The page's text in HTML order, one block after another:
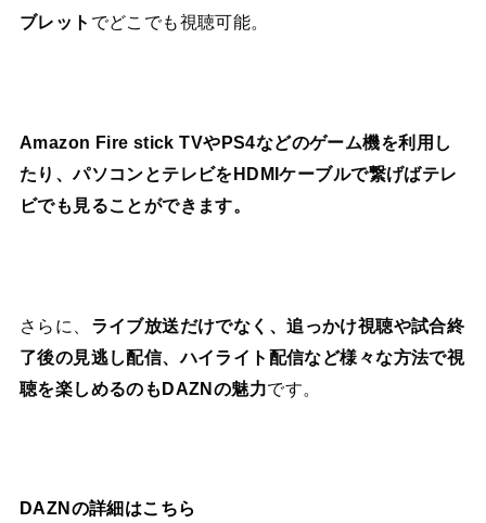
ブレット でどこでも視聴可能。
Amazon Fire stick TVやPS4などのゲーム機を利用し
たり、パソコンとテレビをHDMIケーブルで繋げばテレ
ビでも見ることができます。
さらに、 ライブ放送だけでなく、追っかけ視聴や試合終
了後の見逃し配信、ハイライト配信など様々な方法で視
聴を楽しめるのもDAZNの魅力です。
DAZNの詳細はこちら